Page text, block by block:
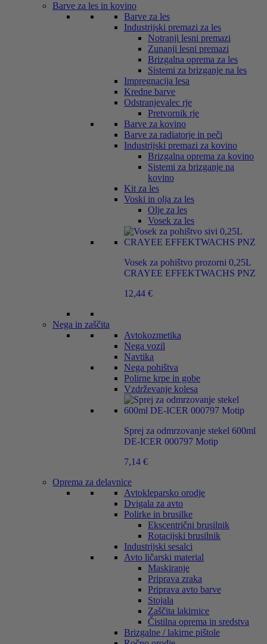
Barve za les in kovino
Barve za les
Industrijski premazi za les
Notranji lesni premazi
Zunanji lesni premazi
Brizgalna oprema za les
Sistemi za brizganje na les
Impregnacija lesa
Kredne barve
Odstranjevalec rje
Pretvornik rje
Barve za kovino
Barve za radiatorje in peči
Industrijski premazi za kovino
Brizgalna oprema za kovino
Sistemi za brizganje na
kovino
Kit za les
Voski in olja za les
Olje za les
Vosek za les
Vosek za pohištvo prozorni 0,25L
CRAYEE EFFEKTWACHS PNZ
12,44 €
Nega in zaščita
Avtokozmetika
Nega vozil
Navtika
Nega pohištva
Polirne krpe in gobe
Vzdrževanje kolesa
Sprej za odmrzovanje stekel 600ml
DE-ICER 000797 Motip
7,14 €
Oprema za delavnice
Avtokleparsko orodje
Dvigala za avto
Polirke in brusilke
Ekscentrični brusilnik
Rotacijski brusilnik
Industrijski sesalci
Avto ličarski material
Maskiranje
Priprava zraka
Priprava avto barve
Stojala
Zaščita lakirnice
Čistilna oprema in sredstva
Brizgalne / lakirne pištole